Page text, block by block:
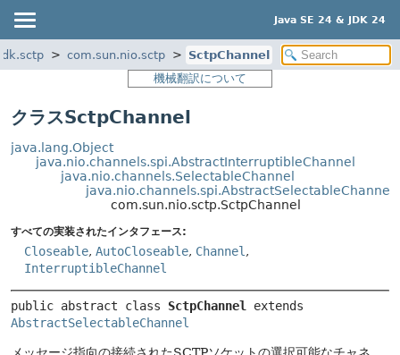
Java SE 24 & JDK 24
com.sun.nio.sctp
SctpChannel
機械翻訳について
クラスSctpChannel
java.lang.Object
java.nio.channels.spi.AbstractInterruptibleChannel
java.nio.channels.SelectableChannel
java.nio.channels.spi.AbstractSelectableChannel
com.sun.nio.sctp.SctpChannel
すべての実装されたインタフェース:
Closeable, AutoCloseable, Channel ,
InterruptibleChannel
public abstract class SctpChannel
AbstractSelectableChannel